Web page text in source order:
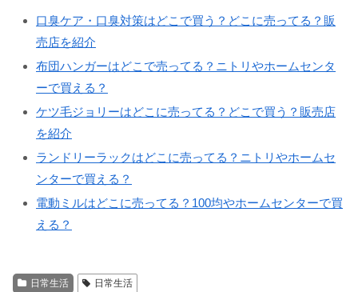
口臭ケア・口臭対策はどこで買う？どこに売ってる？販
売店を紹介
布団ハンガーはどこで売ってる？ニトリやホームセンタ
ーで買える？
ケツ毛ジョリーはどこに売ってる？どこで買う？販売店
を紹介
ランドリーラックはどこに売ってる？ニトリやホームセ
ンターで買える？
電動ミルはどこに売ってる？100均やホームセンターで買
える？
日常生活 日常生活